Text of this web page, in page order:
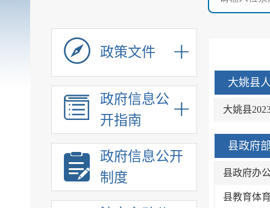
政策文件
政府信息公
开指南
政府信息公开
制度
大姚县
大姚县
县政府
县政府办
县教育体